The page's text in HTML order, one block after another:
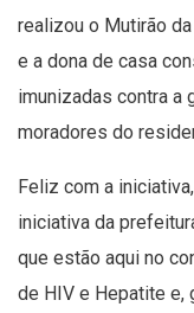
realizou o Mutirão
e a dona de casa
imunizadas contra a
moradores do
Feliz com a
iniciativa da
que estão aqui no
de HIV e Hepatite e,